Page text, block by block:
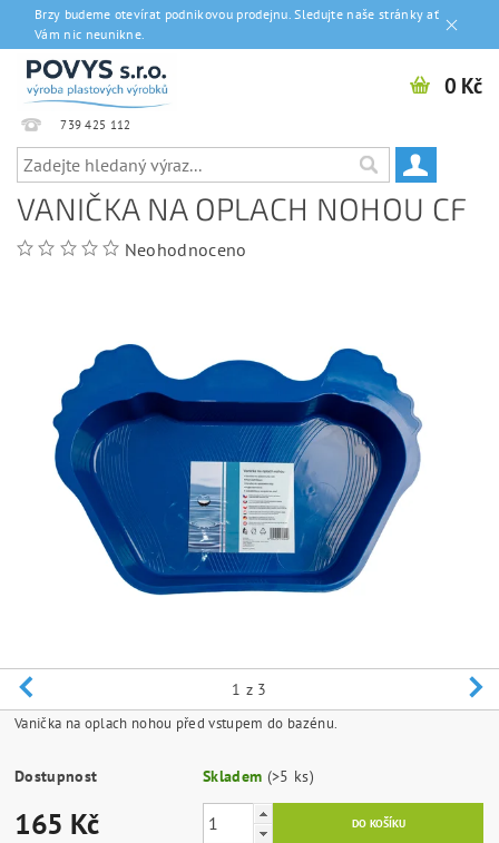
Brzy budeme otevírat podnikovou prodejnu. Sledujte naše stránky ať
Vám nic neunikne.
739 425 112
0 Kč
VANIČKA NA OPLACH NOHOU CF
Neohodnoceno
1 z 3
Vanička na oplach nohou před vstupem do bazénu.
Dostupnost Skladem (>5 ks)
165 Kč